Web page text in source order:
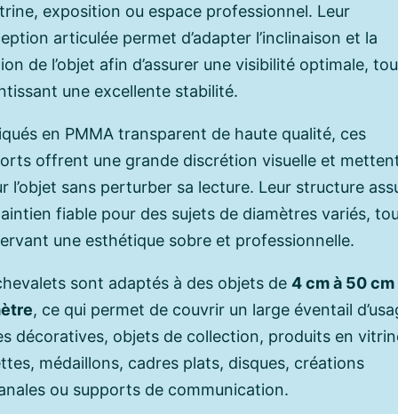
exposition ou espace professionnel. Leur
articulée permet d’adapter l’inclinaison et la
de l’objet afin d’assurer une visibilité optimale,
une excellente stabilité.
en PMMA transparent de haute qualité, ces
offrent une grande discrétion visuelle et
l’objet sans perturber sa lecture. Leur structure
fiable pour des sujets de diamètres variés,
une esthétique sobre et professionnelle.
sont adaptés à des objets de 4 cm à 50 cm
, ce qui permet de couvrir un large éventail
décoratives, objets de collection, produits en
médaillons, cadres plats, disques, créations
ou supports de communication.